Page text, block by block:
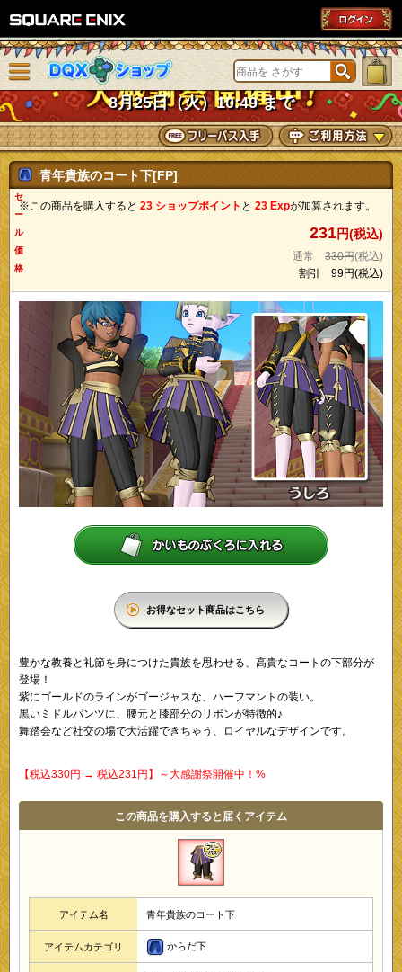
DQXショップ
8月25日（火）10:49 まで
ニューを閉じる
青年貴族のコート下[FP]
※この商品を購入すると 23 ショップポイント と 23 Expが加算されます。
セ
ー
ル
価
格
231円(税込)
通常 330円(税込)
割引 99円(税込)
お得なセット商品はこちら
豊かな教養と礼節を身につけた貴族を思わせる、高貴なコートの下部分が
登場！
紫にゴールドのラインがゴージャスな、ハーフマントの装い。
黒いミドルパンツに、腰元と膝部分のリボンが特徴的♪
舞踏会など社交の場で大活躍できちゃう、ロイヤルなデザインです。
【税込330円 → 税込231円】～大感謝祭開催中！%
この商品を購入すると届くアイテム
アイテム名 青年貴族のコート下
アイテムカテゴリ からだ下